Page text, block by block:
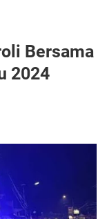
Bersama
2024